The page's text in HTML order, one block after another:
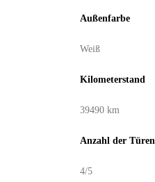
Außenfarbe
Weiß
Kilometerstand
39490 km
Anzahl der Türen
4/5